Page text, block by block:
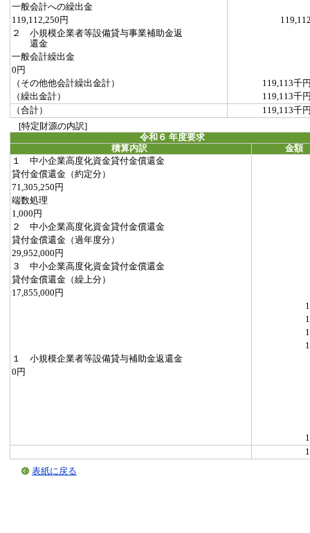
一般会計への繰出金
119,112,250円
２ 小規模企業者等設備貸与事業補助金返
還金
一般会計繰出金
0円
（その他他会計繰出金計）
119,113千
（繰出金計）
119,113千
（合計）
119,113千
[特定財源の内訳]
令和６ 年度要求
積算内訳
金額
１ 中小企業高度化資金貸付金償還金
貸付金償還金（約定分）
71,305,250円
端数処理
1,000円
２ 中小企業高度化資金貸付金償還金
貸付金償還金（過年度分）
29,952,000円
３ 中小企業高度化資金貸付金償還金
貸付金償還金（繰上分）
17,855,000円
１ 小規模企業者等設備貸与補助金返還金
0円
表紙に戻る